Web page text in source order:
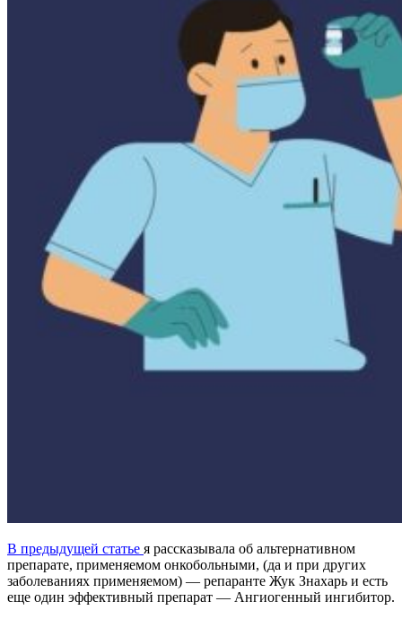
В предыдущей статье я рассказывала об альтернативном
препарате, применяемом онкобольными, (да и при других
заболеваниях применяемом) — репаранте Жук Знахарь и есть
еще один эффективный препарат — Ангиогенный ингибитор.